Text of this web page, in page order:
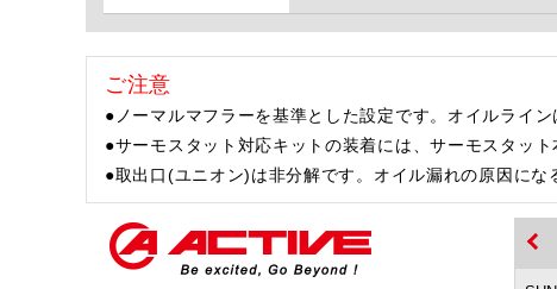
ご注意
●ノーマルマフラーを基準とした設定です。オイルライ
●サーモスタット対応キットの装着には、サーモスタッ
●取出口(ユニオン)は非分解です。オイル漏れの原因にな